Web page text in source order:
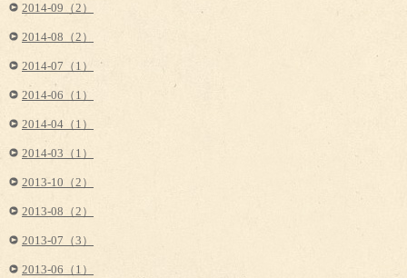
2014-09（2）
2014-08（2）
2014-07（1）
2014-06（1）
2014-04（1）
2014-03（1）
2013-10（2）
2013-08（2）
2013-07（3）
2013-06（1）